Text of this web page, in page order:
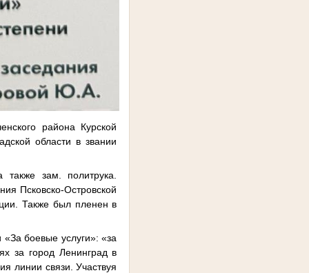
района Курской
области в звании
зам. политрука.
Псковско-Островской
Также был пленен в
боевые услуги»: «за
за город Ленинград в
линии связи. Участвуя